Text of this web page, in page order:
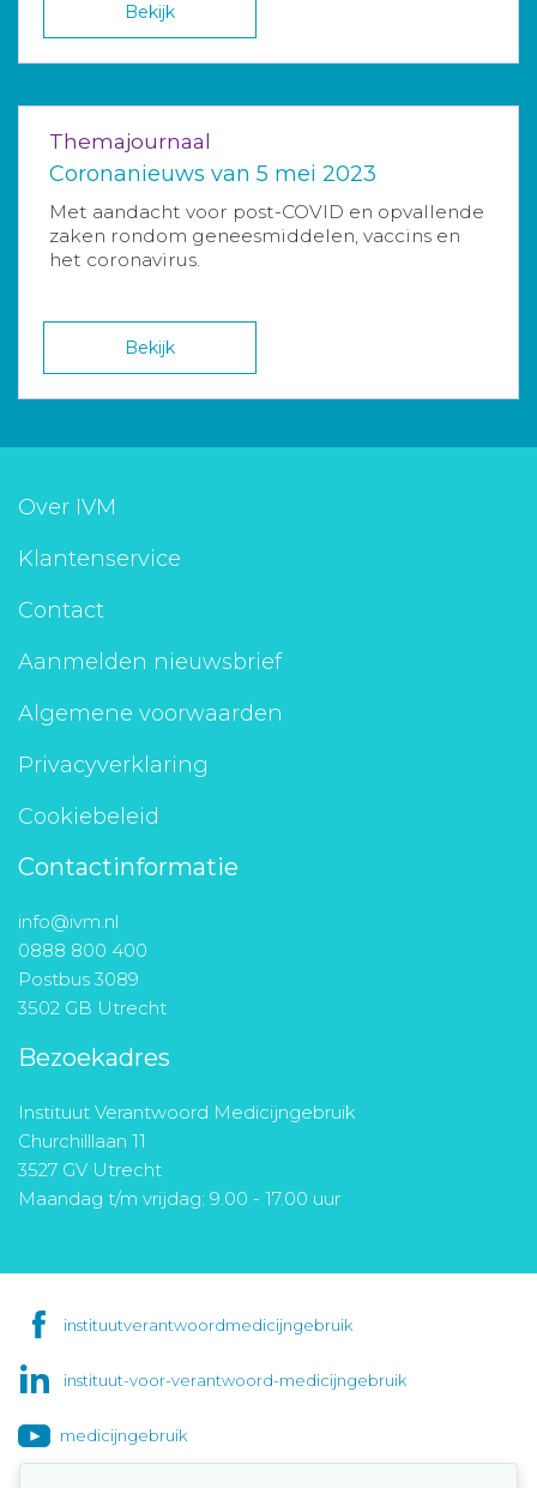
Bekijk
Themajournaal
Coronanieuws van 5 mei 2023
Met aandacht voor post-COVID en opvallende
zaken rondom geneesmiddelen, vaccins en
het coronavirus.
Bekijk
Over IVM
Klantenservice
Contact
Aanmelden nieuwsbrief
Algemene voorwaarden
Privacyverklaring
Cookiebeleid
Contactinformatie
info@ivm.nl
0888 800 400
Postbus 3089
3502 GB Utrecht
Bezoekadres
Instituut Verantwoord Medicijngebruik
Churchilllaan 11
3527 GV Utrecht
Maandag t/m vrijdag: 9.00 - 17.00 uur
instituutverantwoordmedicijngebruik
instituut-voor-verantwoord-medicijngebruik
medicijngebruik